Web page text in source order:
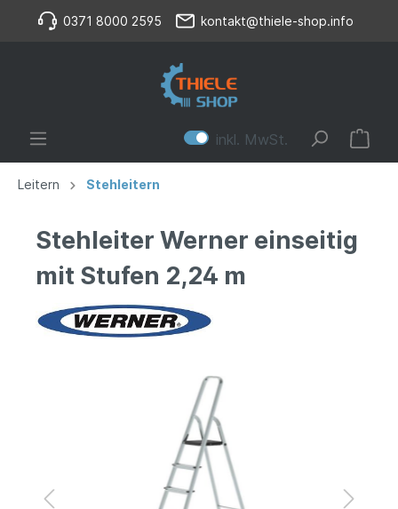
0371 8000 2595 kontakt@thiele-shop.info
inkl. MwSt.
Leitern Stehleitern
Stehleiter Werner einseitig
mit Stufen 2,24 m